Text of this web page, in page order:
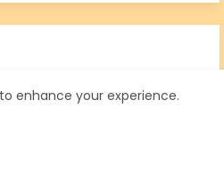
AOL Bhajan
Aarti
enhance your experience.